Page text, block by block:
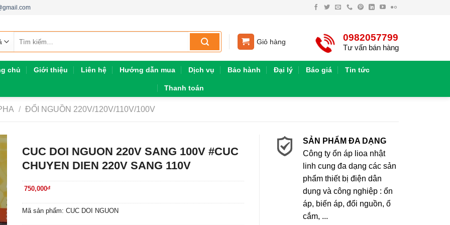
kiếm:
Giỏ hàng 0982057799
Tư vấn bán hàng
chủ Giới thiệu Liên hệ Hướng dẫn mua Dịch vụ Bảo hành Đại lý Báo giá Tin tức
Thanh toán
/ ĐỔI NGUỒN 220V/120V/110V/100V
CUC DOI NGUON 220V SANG 100V #CUC
CHUYEN DIEN 220V SANG 110V
750,000đ
Mã sản phẩm: CUC DOI NGUON
SẢN PHẨM ĐA DẠNG
Công ty ổn áp lioa nhật
linh cung đa dạng các sản
phẩm thiết bị điện dân
dụng và công nghiệp : ổn
áp, biến áp, đổi nguồn, ổ
cắm, ...